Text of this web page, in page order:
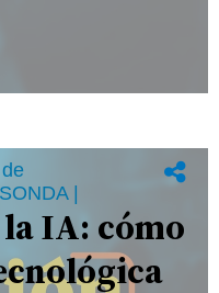
|
IA: cómo